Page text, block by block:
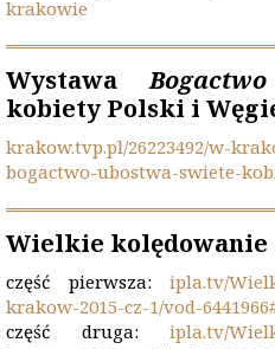
krakowie
Wystawa
kobiety Polski i
krakow.tvp.pl/26223492/w-
bogactwo-ubostwa-swiete-
Wielkie kolędowanie
część pierwsza: ipla.tv/
krakow-2015-cz-1/vod-
część druga: ipla.tv/